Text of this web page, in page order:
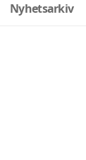
Nyhetsarkiv